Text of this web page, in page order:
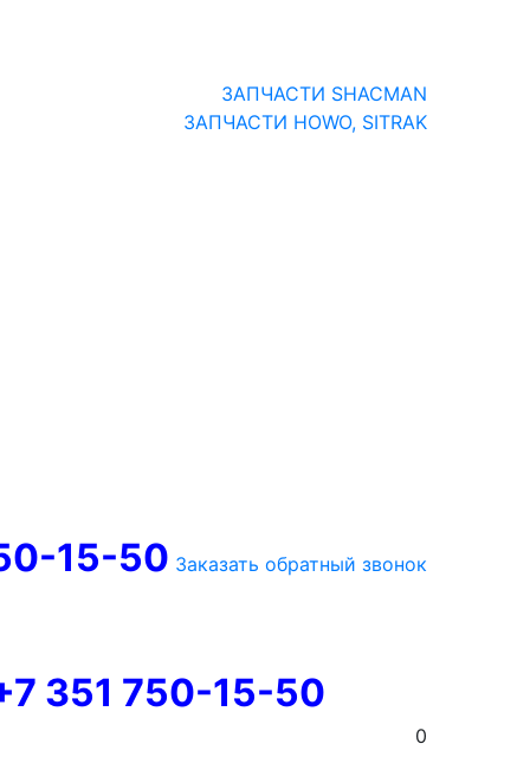
ЗАПЧАСТИ SHACMAN
ЗАПЧАСТИ HOWO, SITRAK
15-50 Заказать обратный звонок
351 750-15-50
0